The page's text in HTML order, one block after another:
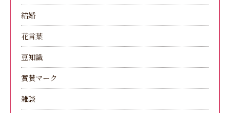
結婚
花言葉
豆知識
賞賛マーク
雑談